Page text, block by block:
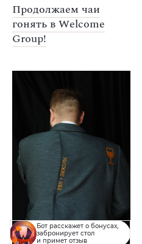
Продолжаем чаи
гонять в Welcome
Group!
Бот расскажет о бонусах,
забронирует стол
и примет отзыв